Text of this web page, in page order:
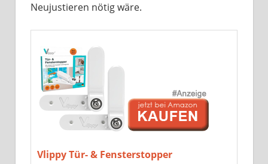
Neujustieren nötig wäre.
Vlippy Tür- & Fensterstopper